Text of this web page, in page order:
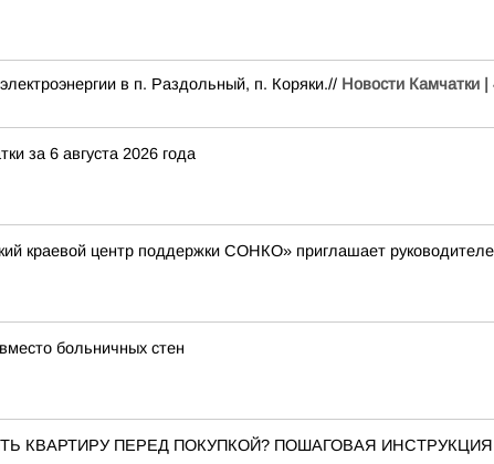
в п. Раздольный, п. Коряки.// Новости Камчатки |
за 6 августа 2026 года
краевой центр поддержки СОНКО» приглашает
больничных стен
КВАРТИРУ ПЕРЕД ПОКУПКОЙ? ПОШАГОВАЯ ИНСТРУКЦИЯ